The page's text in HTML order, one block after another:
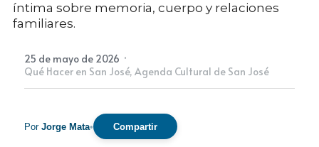
íntima sobre memoria, cuerpo y relaciones
familiares.
25 de mayo de 2026 ·
Qué Hacer en San José, Agenda Cultural de San José
Por Jorge Mata• Compartir